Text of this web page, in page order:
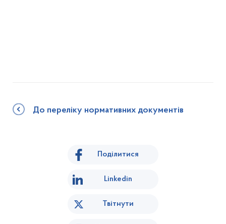
До переліку нормативних документів
Поділитися
Linkedin
Твітнути